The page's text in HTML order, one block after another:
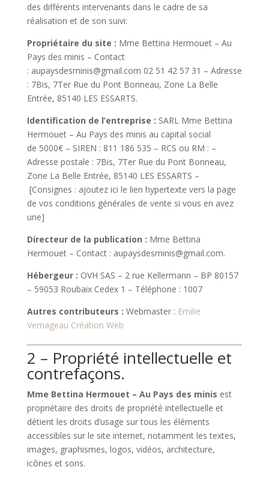
des différents intervenants dans le cadre de sa
réalisation et de son suivi:
Propriétaire du site : Mme Bettina Hermouet – Au
Pays des minis – Contact
: aupaysdesminis@gmail.com 02 51 42 57 31 – Adresse
: 7Bis, 7Ter Rue du Pont Bonneau, Zone La Belle
Entrée, 85140 LES ESSARTS.
Identification de l’entreprise : SARL Mme Bettina
Hermouet – Au Pays des minis au capital social
de 5000€ – SIREN : 811 186 535 – RCS ou RM : –
Adresse postale : 7Bis, 7Ter Rue du Pont Bonneau,
Zone La Belle Entrée, 85140 LES ESSARTS –
[Consignes : ajoutez ici le lien hypertexte vers la page
de vos conditions générales de vente si vous en avez
une]
Directeur de la publication : Mme Bettina
Hermouet – Contact : aupaysdesminis@gmail.com.
Hébergeur : OVH SAS – 2 rue Kellermann – BP 80157
– 59053 Roubaix Cedex 1 – Téléphone : 1007
Autres contributeurs : Webmaster : Emilie
Vernageau Création Web
2 – Propriété intellectuelle et
contrefaçons.
Mme Bettina Hermouet – Au Pays des minis est
propriétaire des droits de propriété intellectuelle et
détient les droits d’usage sur tous les éléments
accessibles sur le site internet, notamment les textes,
images, graphismes, logos, vidéos, architecture,
icônes et sons.